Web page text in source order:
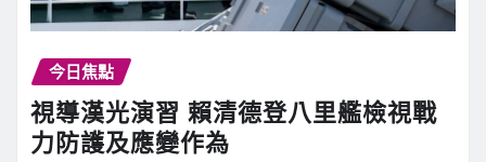
今日焦點
視導漢光演習 賴清德登八里艦檢視戰
力防護及應變作為